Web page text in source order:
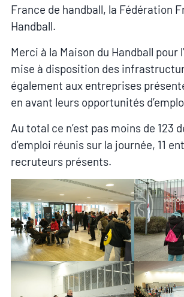
France de handball, la Fédération
Handball.
Merci à la Maison du Handball pour
mise à disposition des
également aux entreprises
en avant leurs opportunités
Au total ce n’est pas moins de 123
d’emploi réunis sur la journée, 11
recruteurs présents.